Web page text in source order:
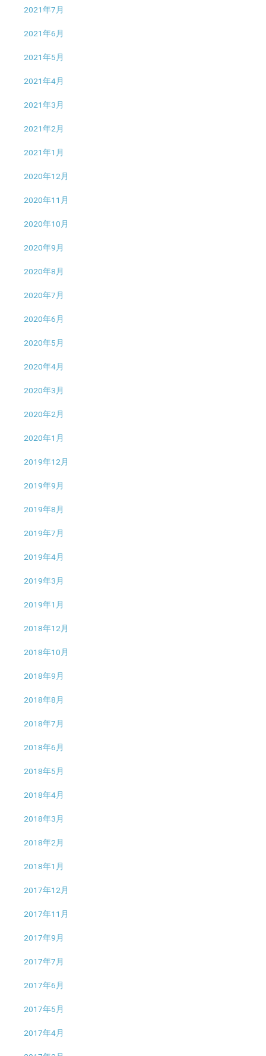
2021年7月
2021年6月
2021年5月
2021年4月
2021年3月
2021年2月
2021年1月
2020年12月
2020年11月
2020年10月
2020年9月
2020年8月
2020年7月
2020年6月
2020年5月
2020年4月
2020年3月
2020年2月
2020年1月
2019年12月
2019年9月
2019年8月
2019年7月
2019年4月
2019年3月
2019年1月
2018年12月
2018年10月
2018年9月
2018年8月
2018年7月
2018年6月
2018年5月
2018年4月
2018年3月
2018年2月
2018年1月
2017年12月
2017年11月
2017年9月
2017年7月
2017年6月
2017年5月
2017年4月